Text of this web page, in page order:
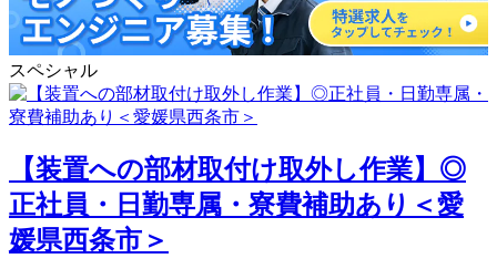
スペシャル
【装置への部材取付け取外し作業】◎
正社員・日勤専属・寮費補助あり＜愛
媛県西条市＞